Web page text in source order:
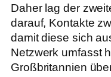
Daher lag der
darauf, Kontakte
damit diese sich
Netzwerk umfasst
Großbritannien